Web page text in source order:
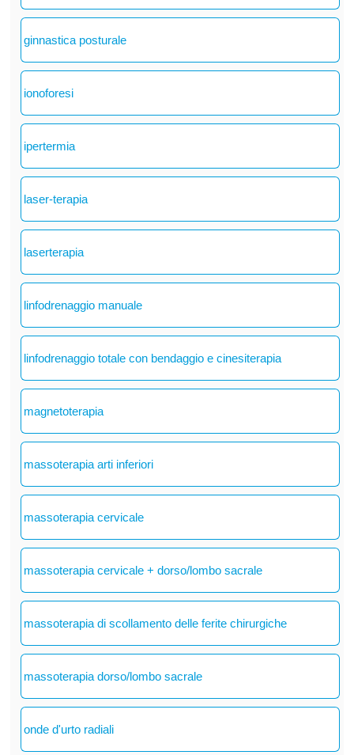
ginnastica posturale
ionoforesi
ipertermia
laser-terapia
laserterapia
linfodrenaggio manuale
linfodrenaggio totale con bendaggio e cinesiterapia
magnetoterapia
massoterapia arti inferiori
massoterapia cervicale
massoterapia cervicale + dorso/lombo sacrale
massoterapia di scollamento delle ferite chirurgiche
massoterapia dorso/lombo sacrale
onde d'urto radiali